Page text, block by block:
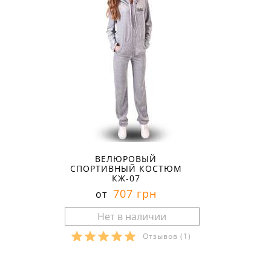
ВЕЛЮРОВЫЙ
СПОРТИВНЫЙ КОСТЮМ
КЖ-07
от 707 грн
Отзывов (1)